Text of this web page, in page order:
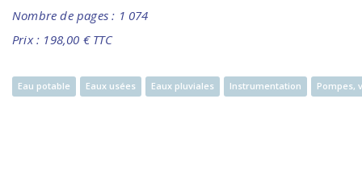
Nombre de pages : 1 074
Prix : 198,00 € TTC
Eau potable Eaux usées Eaux pluviales Instrumentation Pompes,